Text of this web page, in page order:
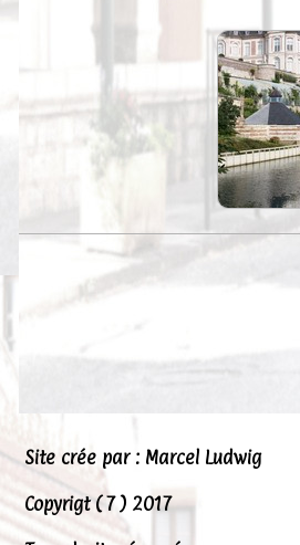
Site crée par : Marcel Ludwig
Copyrigt ( 7 ) 2017